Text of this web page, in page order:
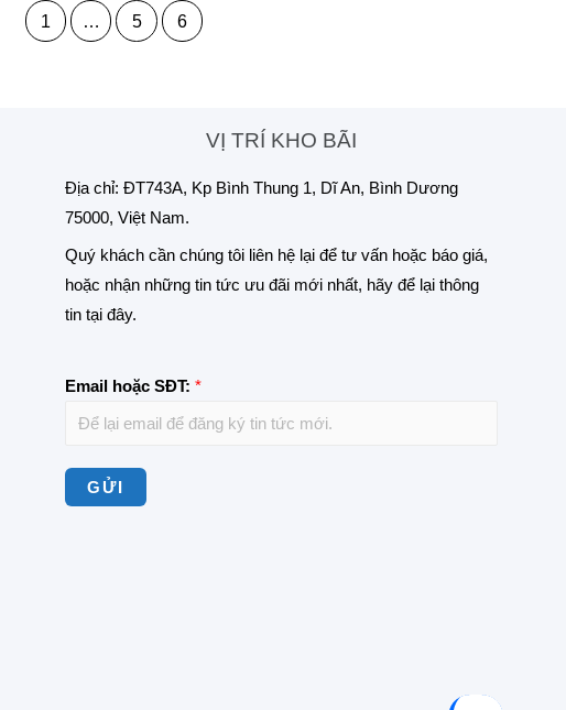
1 … 5 6
VỊ TRÍ KHO BÃI
Địa chỉ: ĐT743A, Kp Bình Thung 1, Dĩ An, Bình Dương
75000, Việt Nam.
Quý khách cần chúng tôi liên hệ lại để tư vấn hoặc báo giá,
hoặc nhận những tin tức ưu đãi mới nhất, hãy để lại thông
tin tại đây.
Email hoặc SĐT: *
GỬI